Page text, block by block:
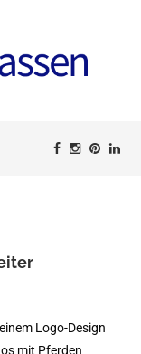
Logo-Design
mit Pferden